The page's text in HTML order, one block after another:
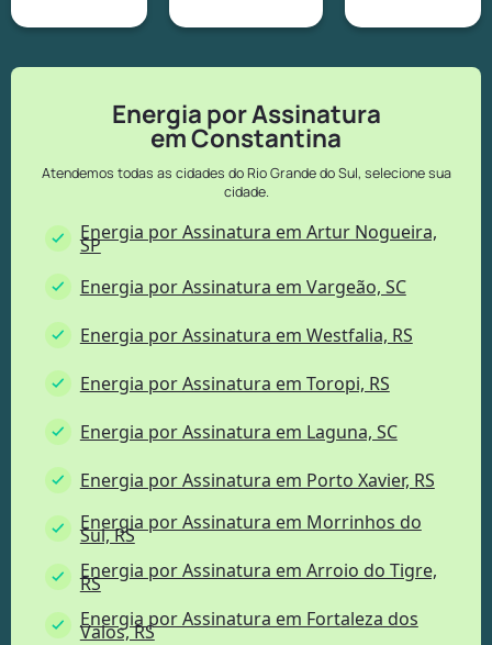
Energia por Assinatura
em Constantina
Atendemos todas as cidades do Rio Grande do Sul, selecione sua
cidade.
Energia por Assinatura em Artur Nogueira,
SP
Energia por Assinatura em Vargeão, SC
Energia por Assinatura em Westfalia, RS
Energia por Assinatura em Toropi, RS
Energia por Assinatura em Laguna, SC
Energia por Assinatura em Porto Xavier, RS
Energia por Assinatura em Morrinhos do
Sul, RS
Energia por Assinatura em Arroio do Tigre,
RS
Energia por Assinatura em Fortaleza dos
Valos, RS